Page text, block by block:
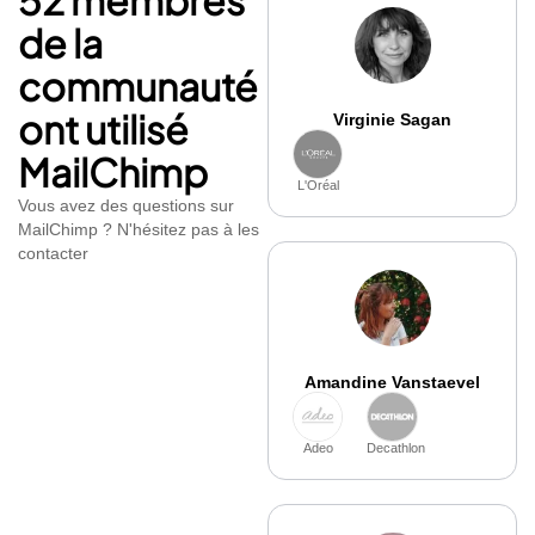
de la
communauté
ont utilisé
MailChimp
Vous avez des questions sur
MailChimp ? N'hésitez pas à les
contacter
Virginie Sagan
L'Oréal
Amandine Vanstaevel
Adeo Decathlon